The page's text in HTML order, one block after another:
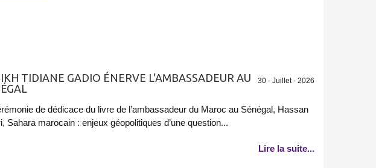
30 - Juillet - 2026
TIDIANE GADIO ÉNERVE L'AMBASSADEUR AU
de dédicace du livre de l’ambassadeur du Maroc au Sénégal, Hassan
Sahara marocain : enjeux géopolitiques d’une question...
Lire la suite...